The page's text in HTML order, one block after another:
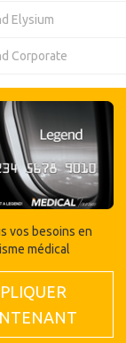
Elysium
Corporate
vos besoins en
médical